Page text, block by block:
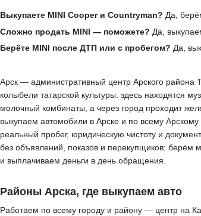
Выкупаете MINI Cooper и Countryman? Да,
Сложно продать MINI — поможете? Да,
Берёте MINI после ДТП или с пробегом? Да,
Арск — административный центр Арского района
колыбели татарской культуры: здесь находятся
молочный комбинаты, а через город проходит
выкупаем автомобили в Арске и по всему
реальный пробег, юридическую чистоту и
без объявлений, показов и перекупщиков:
и выплачиваем деньги в день обращения.
Районы Арска, где выкупаем авто
Работаем по всему городу и району — центр на